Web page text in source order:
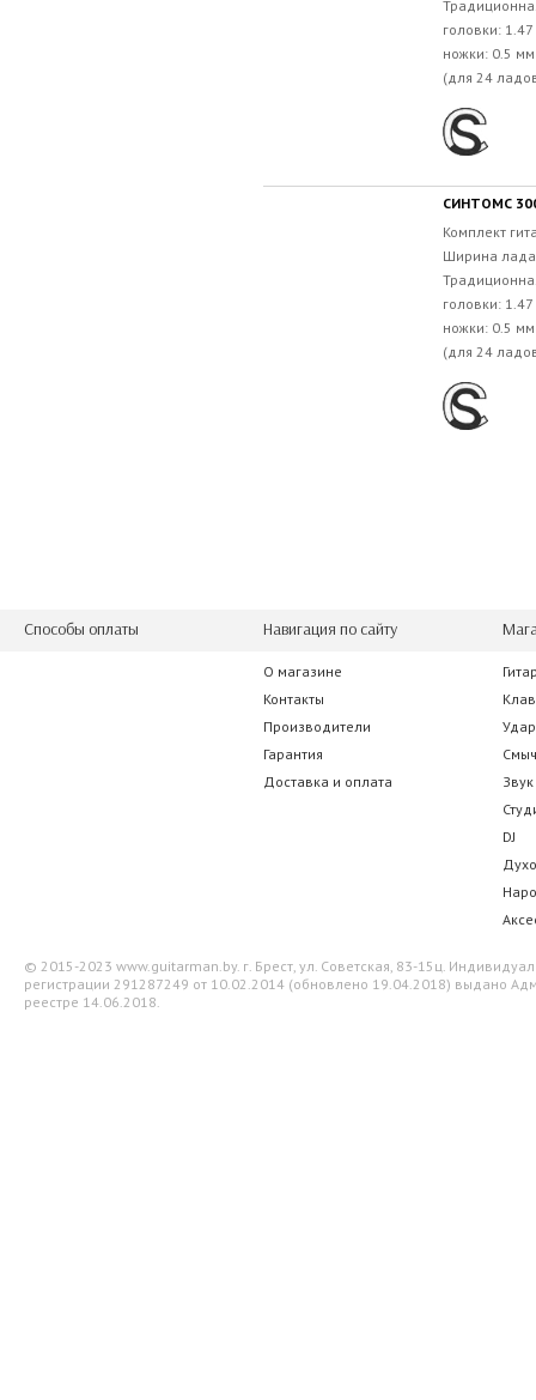
головки:
ножки: 0.5
(для 24
СИНТОМС
Комплект
Ширина
головки:
ножки: 0.5
(для 24
Способы оплаты Навигация по сайту
О магазине
Контакты
Производители
Гарантия
Доставка и оплата
Звук
DJ
© 2015-2023 www.guitarman.by. г. Брест, ул. Советская, 83-15ц.
регистрации 291287249 от 10.02.2014 (обновлено 19.04.2018) выдано
реестре 14.06.2018.